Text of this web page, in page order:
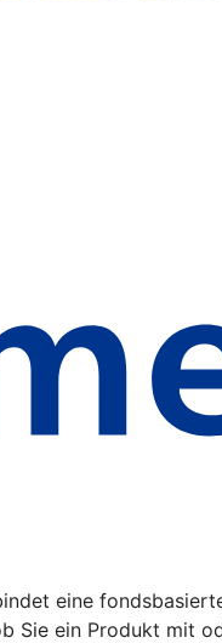
eine
Sie ein Produkt mit